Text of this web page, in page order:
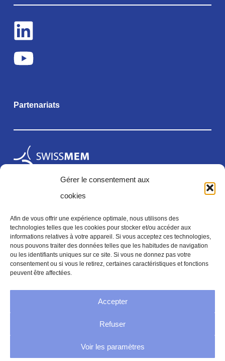
Gérer le consentement aux
cookies
Afin de vous offrir une expérience optimale, nous utilisons des
technologies telles que les cookies pour stocker et/ou accéder aux
informations relatives à votre appareil. Si vous acceptez ces technologies,
nous pouvons traiter des données telles que les habitudes de navigation
ou les identifiants uniques sur ce site. Si vous ne donnez pas votre
consentement ou si vous le retirez, certaines caractéristiques et fonctions
peuvent être affectées.
Accepter
Refuser
Voir les paramètres
Partenariats
Mentions légales
Mentions legales
Directive sur les cookies (UE)